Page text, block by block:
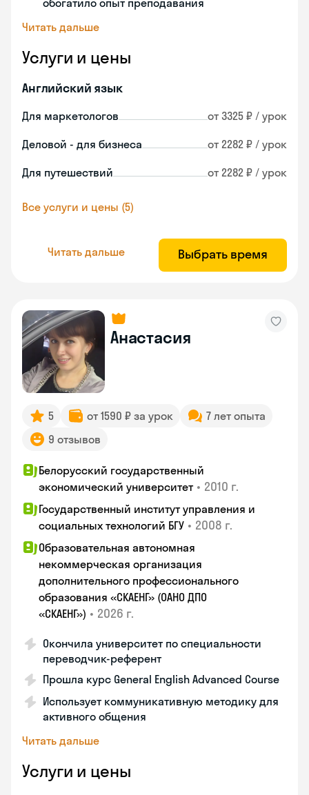
обогатило опыт преподавания
Читать дальше
Услуги и цены
Английский язык
Для маркетологов от 3325 ₽ / урок
Деловой - для бизнеса от 2282 ₽ / урок
Для путешествий от 2282 ₽ / урок
Все услуги и цены (5)
Читать дальше Выбрать время
Анастасия
5 от 1590 ₽ за урок
7 лет опыта
9 отзывов
Белорусский государственный
экономический университет • 2010 г.
Государственный институт управления и
социальных технологий БГУ • 2008 г.
Образовательная автономная
некоммерческая организация
дополнительного профессионального
образования «СКАЕНГ» (ОАНО ДПО
«СКАЕНГ») • 2026 г.
Окончила университет по специальности
переводчик-референт
Прошла курс General English Advanced Course
Использует коммуникативную методику для
активного общения
Читать дальше
Услуги и цены